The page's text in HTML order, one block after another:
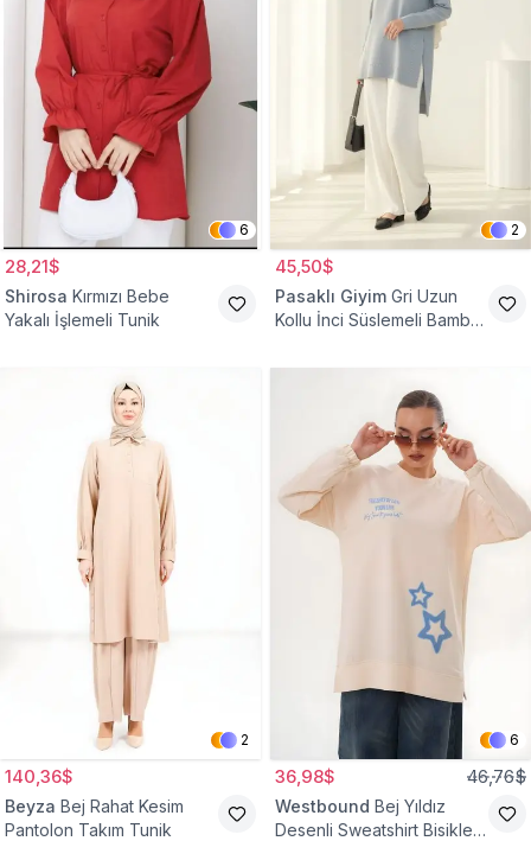
6
28,21$
Shirosa Kırmızı Bebe
Yakalı İşlemeli Tunik
2
45,50$
Pasaklı Giyim Gri Uzun
Kollu İnci Süslemeli Bambu
2
140,36$
Beyza Bej Rahat Kesim
Pantolon Takım Tunik
6
36,98$ 46,76$
Westbound Bej Yıldız
Desenli Sweatshirt Bisiklet